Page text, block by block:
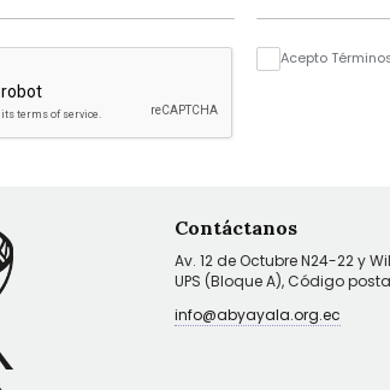
Acepto
Contáctanos
Av. 12 de Octubre N24-22 y
UPS (Bloque A), Código
info@abyayala.org.ec